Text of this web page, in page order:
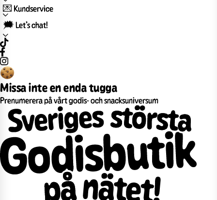
💌 Kundservice
🗯️ Let’s chat!
Missa inte en enda tugga
Prenumerera på vårt godis- och snacksuniversum